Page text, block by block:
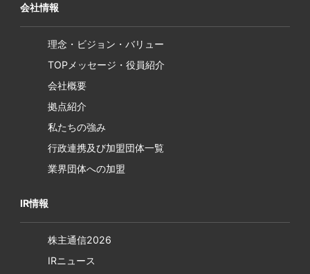
会社情報
理念・ビジョン・バリュー
TOPメッセージ・役員紹介
会社概要
拠点紹介
私たちの強み
行政連携及び加盟団体一覧
業界団体への加盟
IR情報
株主通信2026
IRニュース